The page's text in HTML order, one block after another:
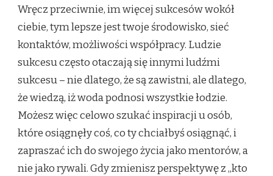
Wręcz przeciwnie, im więcej sukcesów wokół
ciebie, tym lepsze jest twoje środowisko, sieć
kontaktów, możliwości współpracy. Ludzie
sukcesu często otaczają się innymi ludźmi
sukcesu – nie dlatego, że są zawistni, ale dlatego,
że wiedzą, iż woda podnosi wszystkie łodzie.
Możesz więc celowo szukać inspiracji u osób,
które osiągnęły coś, co ty chciałbyś osiągnąć, i
zapraszać ich do swojego życia jako mentorów, a
nie jako rywali. Gdy zmienisz perspektywę z „kto